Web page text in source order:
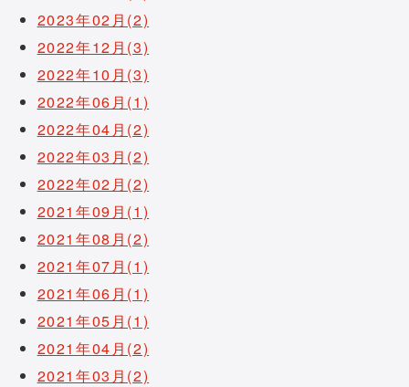
2023年02月(2)
2022年12月(3)
2022年10月(3)
2022年06月(1)
2022年04月(2)
2022年03月(2)
2022年02月(2)
2021年09月(1)
2021年08月(2)
2021年07月(1)
2021年06月(1)
2021年05月(1)
2021年04月(2)
2021年03月(2)